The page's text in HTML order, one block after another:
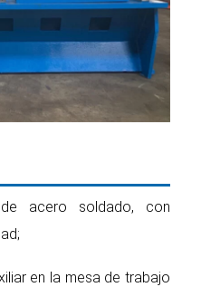
acero soldado, con
en la mesa de trabajo